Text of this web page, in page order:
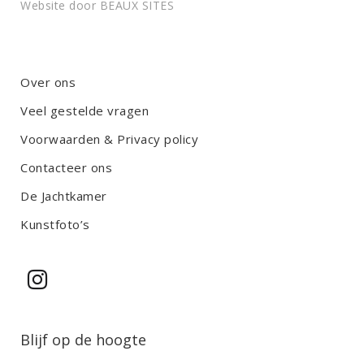
e
l
e
m
t
y
Website door BEAUX SITES
Over ons
Veel gestelde vragen
Voorwaarden & Privacy policy
Contacteer ons
De Jachtkamer
Kunstfoto’s
Blijf op de hoogte